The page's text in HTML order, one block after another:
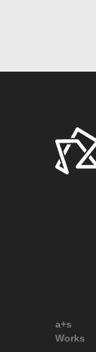
a+s
Works